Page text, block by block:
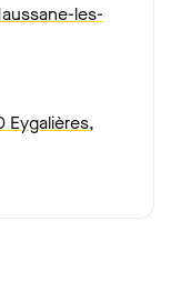
les-
Eygalières,